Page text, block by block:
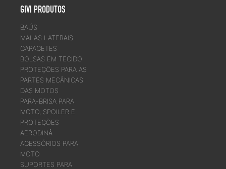
GIVI PRODUTOS
BAÚS
MALAS LATERAIS
CAPACETES
BOLSAS EM TECIDO
PROTEÇÕES PARA AS
PARTES MECÂNICAS
DAS MOTOS
PARA-BRISA PARA
MOTO, SPOILER E
PROTEÇÕES
AERODINÂ
ACESSÓRIOS PARA
MOTO
SUPORTES PARA